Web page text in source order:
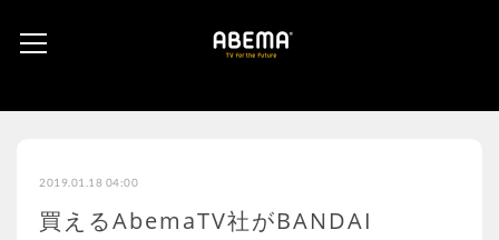
2019.01.18 04:00
買えるAbemaTV社がBANDAI